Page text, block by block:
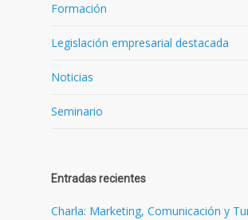
Formación
Legislación empresarial destacada
Noticias
Seminario
Entradas recientes
Charla: Marketing, Comunicación y